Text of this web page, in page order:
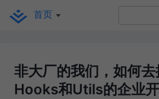
首页
非大厂的我们，如何
Hooks和Utils的企业